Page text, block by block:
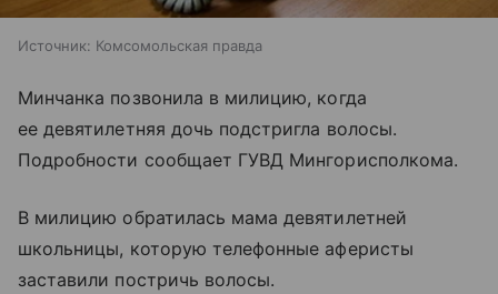
Источник: Комсомольская правда
Минчанка позвонила в милицию, когда
ее девятилетняя дочь подстригла волосы.
Подробности сообщает ГУВД Мингорисполкома.
В милицию обратилась мама девятилетней
школьницы, которую телефонные аферисты
заставили постричь волосы.